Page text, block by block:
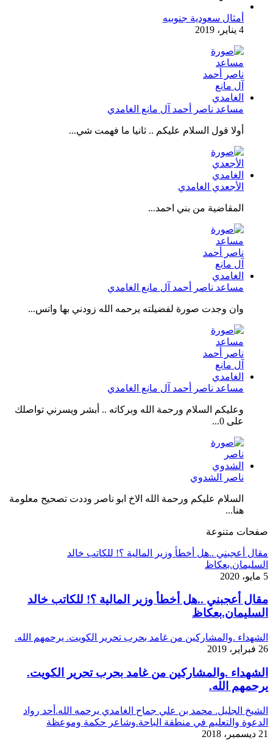
أمثال سعودية جنوبيه
4 يناير، 2019
مساعد ناصر أحمد آل مانع الغامدي
أولا قول السلام عليكم .. ثانيا ما فهمت شي...
الأجعدي الغامدي
المقاضية من بني احمد...
مساعد ناصر أحمد آل مانع الغامدي
وان وجدت صورة لفضيلته يرحمه الله زودني بها واتس...
مساعد ناصر أحمد آل مانع الغامدي
وعليكم السلام ورحمة الله وبركاته .. أبشر ويسرني تواصلك
على 0...
ناصر الشدوي
السلام عليكم ورحمة الله الاخ ابو ناصر وددت تصحيح معلومة
هنا...
صفحات متنوعة
مقال أعجبني ..هل أخطأ وزير المالية ؟! للكاتب خالد
السليمان.بعكاظ
5 مايو، 2020
مقال أعجبني ..هل أخطأ وزير المالية ؟! للكاتب خالد
السليمان.بعكاظ
الشهداء .والمشاركين من غامد بحرب تحرير الكويت. يرحمهم الله.
26 فبراير، 2019
الشهداء .والمشاركين من غامد بحرب تحرير الكويت.
يرحمهم الله.
الشيخ الجليل. محمد بن علي جماح الغامدي يرحمه الله.أحد رواد
الدعوة والتعليم في منطقة الباحة.وشاعر حكمة وموعظة
21 ديسمبر، 2018